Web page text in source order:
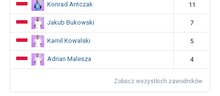
Konrad Antczak 11
Jakub Bukowski 7
Kamil Kowalski 5
Adrian Malesza 4
Zobacz wszystkich zawodników